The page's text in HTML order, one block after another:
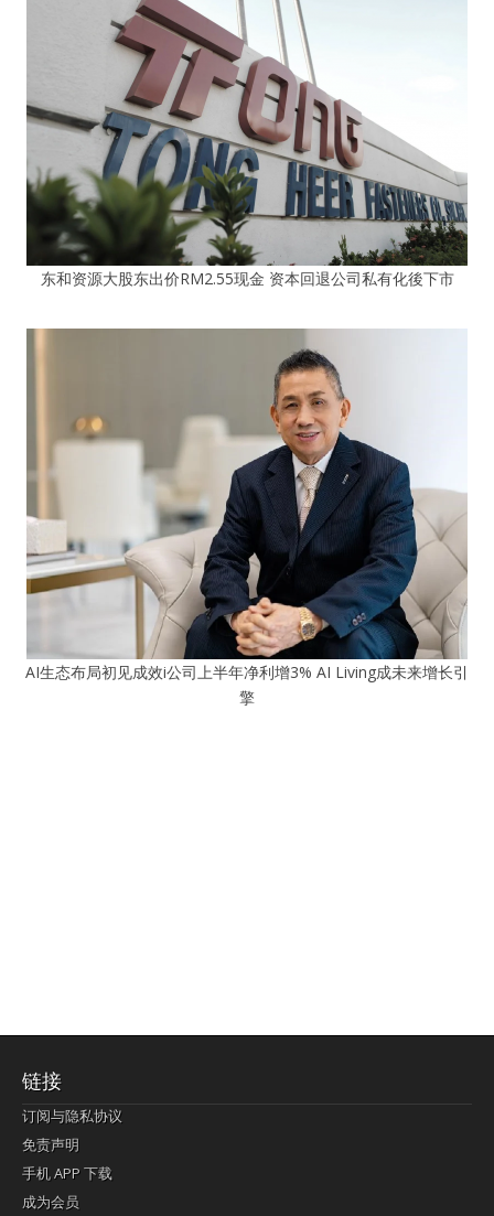
东和资源大股东出价RM2.55现金 资本回退公司私有化後下市
AI生态布局初见成效i公司上半年净利增3% AI Living成未来增长引
擎
链接
订阅与隐私协议
免责声明
手机 APP 下载
成为会员